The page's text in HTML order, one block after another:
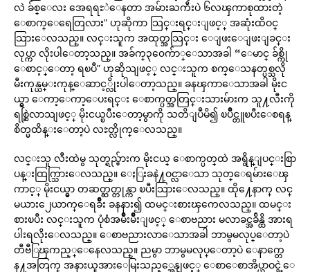
လဲ ခ်စ္ေလး အေရရႊဲေနတာ အမ်ားႀကီးပဲ ၆လၾကာစုထားတဲ့
ေစာက္ေရေတြလား” ဟုဆိုကာ သြင္းရင္းျဖင့္ အဆုံးထိဝင္
သြားေလသည္။ လင္းသူက အထုတ္အသြင္း ေျဖးေျဖးျခင္း
လုပ္ကာ လိုးပါေတာ့သည္။ အခ်က္၃၀ေက်ာ္ေသာအခါ “ေမာင္ ခ်စ္ကို
ေစာင့္ေတာ့ ရၿပီ” ဟုဆိုသျဖင့္ လင္းသူက စက္ေသနတ္ပစ္သလို
မီးကုန္ယမ္းကုန္ေဆာင့္လိုးပါေတာ့သည္။ ခနၾကာေသာအခါ မိုးင
ယ္မွာ ေကာ့ေကာ့ေပးရင္း ေစာက္ပတ္အတြင္းသားမ်ားက သူ႔လီးကို
ရစ္ဆြဲလာသျဖင့္ မိုးငယ္ၿပီးေတာ့မွာကို သတိျပဳမိ၍ ၿပိဳင္တူၿပီးေစရန္
စိတ္မထိန္းေတာ့ပဲ လႊတ္လိုက္ေလသည္။
လင္းသူ လီးထဲမွ သုတ္ရည္မ်ားက မိုးငယ္ ေစာက္ပတ္​ထဲ အရွိန္​ျပင္းစြာ
ပန္းထြက္သြားေလသည္။ ေႏြးခနဲ႔ဝင္လာေသာ သုတ္ေရမ်ားေၾ
ကာင့္ မိုးငယ္မွာ တဆတ္ဆတ္တုန္ကာ ၿပီးသြားေလသည္။ ထို႔ေနာက္ လင္
မယား၂ေယာက္ေရခ်ိဳး ခနနား၍ ထမင္းစားၾကေလသည္။ ထမင္း
စားၿပီး လင္းသူက ပုံစံအမ်ိဳးမ်ိဳးျဖင့္ ေစာဗညား မလာခင္အခ်ိန္ထိ အားရ
ပါးရလိုးေလသည္။ ေစာဗညားလာေသာအခါ ဘာမွမလုပ္ေတာ့ပဲ
တီဗီြၾကည့္ေနေလသည္။ ညမွာ ဘာမွမလုပ္ေတာ့ပဲ ေနာက္တေ
န႔အတြက္ အနားယူအားေမြးသည့္အေနျဖင့္ ေစာေစာအိပ္ယာဝင္ခဲ့ေ